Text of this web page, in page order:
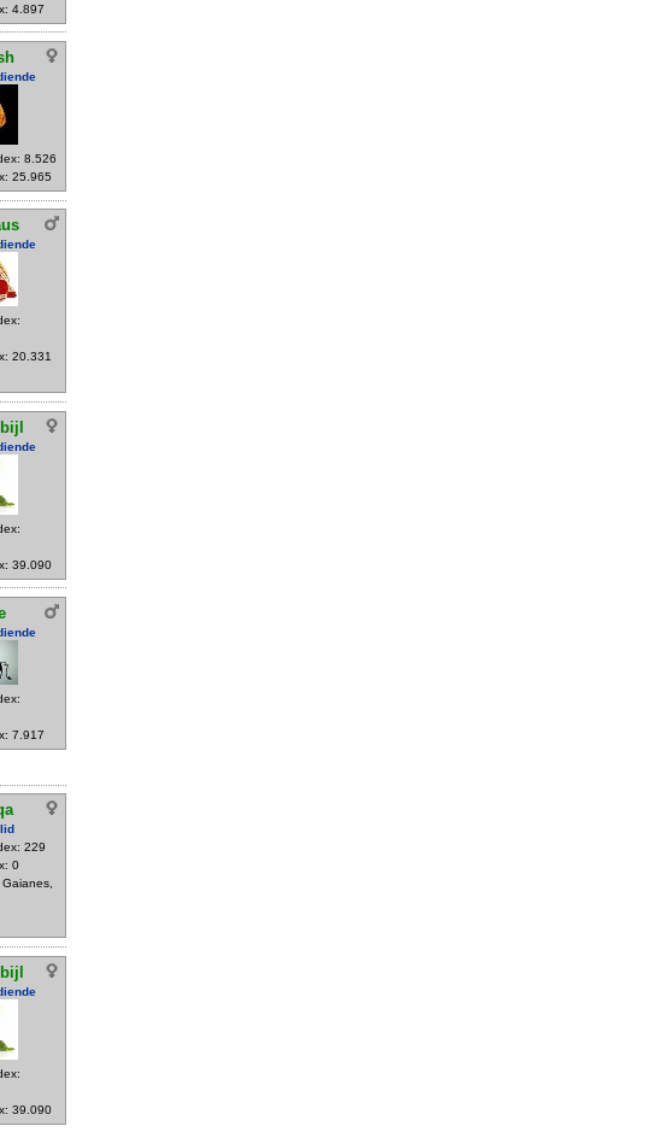
4.897
8.526
25.965
20.331
39.090
7.917
229
0
39.090